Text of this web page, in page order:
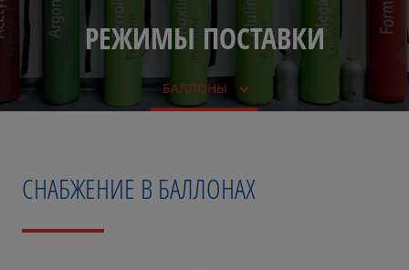
РЕЖИМЫ ПОСТАВКИ
БАЛЛОНЫ
СНАБЖЕНИЕ В БАЛЛОНАХ